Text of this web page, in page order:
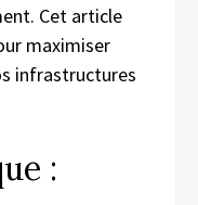
Cet article
maximiser
infrastructures
: